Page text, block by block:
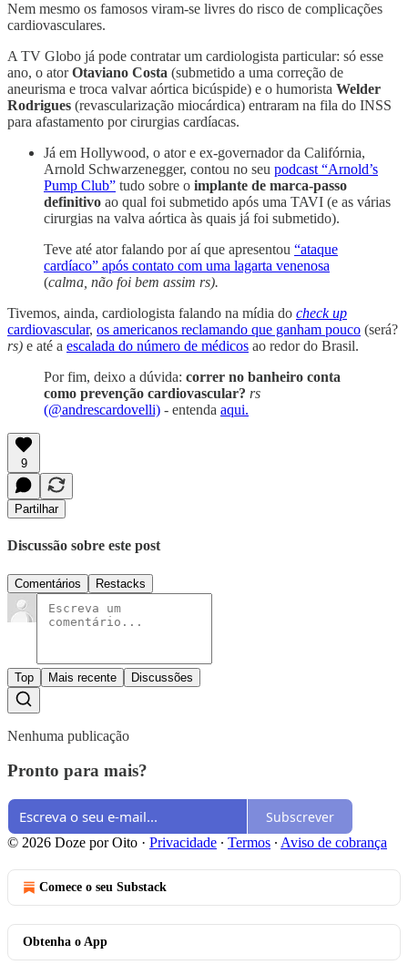
Nem mesmo os famosos viram-se livres do risco de complicações
cardiovasculares.
A TV Globo já pode contratar um cardiologista particular: só esse
ano, o atorOtaviano Costa (submetido a uma correção de
aneurisma e troca valvar aórtica bicúspide) e o humorista Welder
Rodrigues (revascularização miocárdica) entraram na fila do INSS
para afastamento por cirurgias cardíacas.
Já em Hollywood, o ator e ex-governador da Califórnia,
Arnold Schwarzenegger, contou no seu podcast “Arnold’s
Pump Club” tudo sobre o implante de marca-passo
definitivo ao qual foi submetido após uma TAVI (e as várias
cirurgias na valva aórtica às quais já foi submetido).
Teve até ator falando por aí que apresentou “ataque
cardíaco” após contato com uma lagarta venenosa
(calma, não foi bem assim rs).
Tivemos, ainda, cardiologista falando na mídia do check up
cardiovascular, os americanos reclamando que ganham pouco (será?
rs) e até a escalada do número de médicos ao redor do Brasil.
Por fim, deixo a dúvida: correr no banheiro conta
como prevenção cardiovascular? rs
(@andrescardovelli) - entenda aqui.
9
Partilhar
Discussão sobre este post
Comentários Restacks
Top Mais recente Discussões
Nenhuma publicação
Pronto para mais?
Subscrever
© 2026 Doze por Oito · Privacidade ∙ Termos ∙ Aviso de cobrança
Comece o seu Substack
Obtenha o App